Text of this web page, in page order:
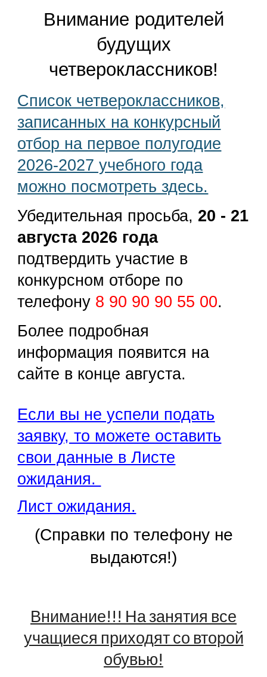
Внимание родителей
будущих
четвероклассников!
Список четвероклассников,
записанных на конкурсный
отбор на первое полугодие
2026-2027 учебного года
можно посмотреть здесь.
Убедительная просьба, 20 - 21
августа 2026 года
подтвердить участие в
конкурсном отборе по
телефону 8 90 90 90 55 00.
Более подробная
информация появится на
сайте в конце августа.
Если вы не успели подать
заявку, то можете оставить
свои данные в Листе
ожидания.
Лист ожидания.
(Справки по телефону не
выдаются!)
Внимание!!! На занятия все
учащиеся приходят со второй
обувью!